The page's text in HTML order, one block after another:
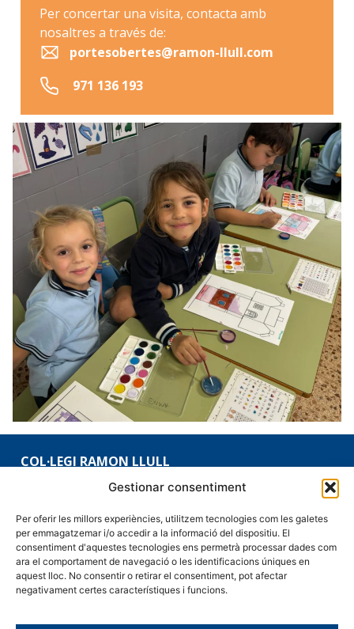
Gestionar consentiment
Per oferir les millors experiències, utilitzem tecnologies com les galetes
per emmagatzemar i/o accedir a la informació del dispositiu. El
consentiment d'aquestes tecnologies ens permetrà processar dades com
ara el comportament de navegació o les identificacions úniques en
aquest lloc. No consentir o retirar el consentiment, pot afectar
negativament certes característiques i funcions.
Per concertar una visita, contacta amb
nosaltres a través de:
portesobertes@ramon-llull.com
971 136 193
COL·LEGI RAMON LLULL
Vía Juan Riera, 15
07150 - Andratx
secretaria@ramon-llull.com
CONDICIONS I AVÍS LEGAL